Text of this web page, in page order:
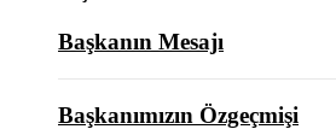
Başkanın Mesajı
Başkanımızın Özgeçmişi